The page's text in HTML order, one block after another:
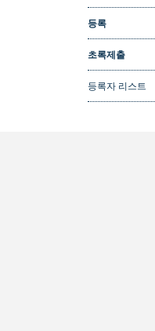
등록
초록제출
등록자 리스트